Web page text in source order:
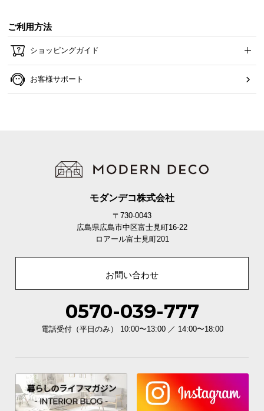
安心して収納できる耐荷重
各棚板や天板は強度に優れており、家電などの重た
いものを収納しても安心して使用いただけます。
ご利用方法
ショッピングガイド
お客様サポート
モダンデコ株式会社
〒730-0043
広島県広島市中区富士見町16-22
ロアール富士見町201
お問い合わせ
0570-039-777
電話受付（平日のみ） 10:00〜13:00 ／ 14:00〜18:00